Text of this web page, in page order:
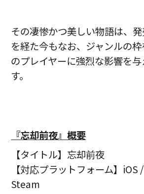
その凄惨かつ美しい物語は、
を経た今もなお、ジャンルの
のプレイヤーに強烈な影響を
す。
『忘却前夜』概要
【タイトル】忘却前夜
【対応プラットフォーム】
Steam